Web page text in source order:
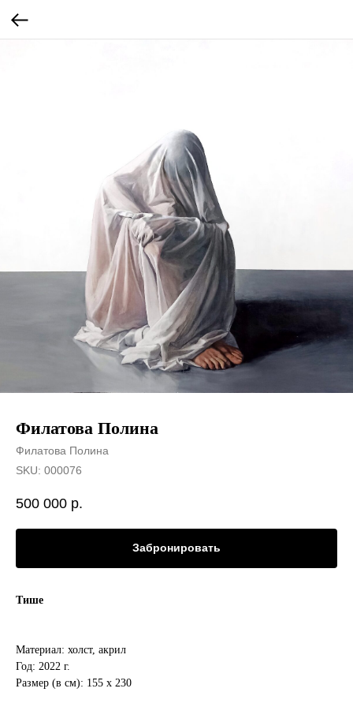
Филатова Полина
Филатова Полина
SKU: 000076
500 000 р.
Забронировать
Тише
Материал: холст, акрил
Год: 2022 г.
Размер (в см): 155 х 230